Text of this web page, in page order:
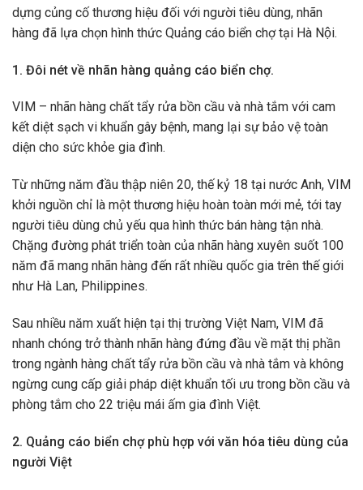
dựng củng cố thương hiệu đối với người tiêu dùng, nhãn
hàng đã lựa chọn hình thức Quảng cáo biển chợ tại Hà Nội.
1. Đôi nét về nhãn hàng quảng cáo biển chợ.
VIM – nhãn hàng chất tẩy rửa bồn cầu và nhà tắm với cam
kết diệt sạch vi khuẩn gây bệnh, mang lại sự bảo vệ toàn
diện cho sức khỏe gia đình.
Từ những năm đầu thập niên 20, thế kỷ 18 tại nước Anh, VIM
khởi nguồn chỉ là một thương hiệu hoàn toàn mới mẻ, tới tay
người tiêu dùng chủ yếu qua hình thức bán hàng tận nhà.
Chặng đường phát triển toàn của nhãn hàng xuyên suốt 100
năm đã mang nhãn hàng đến rất nhiều quốc gia trên thế giới
như Hà Lan, Philippines.
Sau nhiều năm xuất hiện tại thị trường Việt Nam, VIM đã
nhanh chóng trở thành nhãn hàng đứng đầu về mặt thị phần
trong ngành hàng chất tẩy rửa bồn cầu và nhà tắm và không
ngừng cung cấp giải pháp diệt khuẩn tối ưu trong bồn cầu và
phòng tắm cho 22 triệu mái ấm gia đình Việt.
2. Quảng cáo biển chợ phù hợp với văn hóa tiêu dùng của
người Việt